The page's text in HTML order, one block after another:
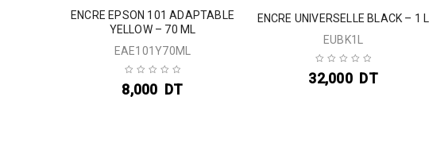
ENCRE EPSON 101 ADAPTABLE
YELLOW – 70 ML
EAE101Y70ML
8,000 DT
ENCRE UNIVERSELLE BLACK – 1 L
EUBK1L
32,000 DT